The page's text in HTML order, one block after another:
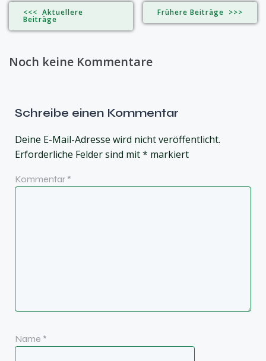
<<< Aktuellere
Beiträge
Frühere Beiträge >>>
Noch keine Kommentare
Schreibe einen Kommentar
Deine E-Mail-Adresse wird nicht veröffentlicht.
Erforderliche Felder sind mit* markiert
Kommentar *
Name *